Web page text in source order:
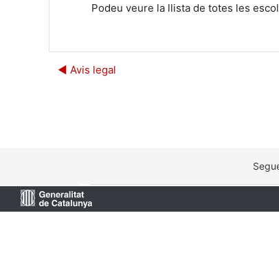
Podeu veure la llista de totes les
◀︎ Avis legal